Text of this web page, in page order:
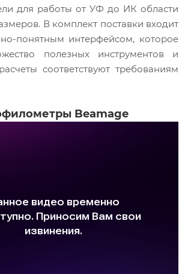
для работы от УФ до ИК области
В комплект поставки входит
понятным интерфейсом, которое
полезных инструментов и
соответствуют требованиям
Beamage